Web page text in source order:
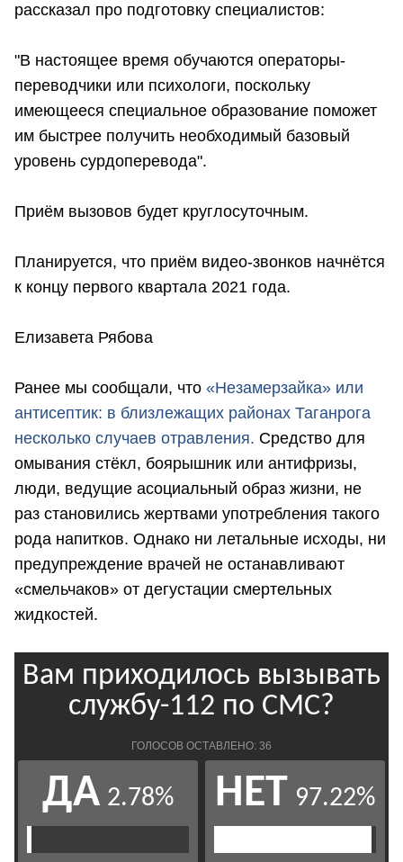
рассказал про подготовку специалистов:
"В настоящее время обучаются операторы-
переводчики или психологи, поскольку
имеющееся специальное образование поможет
им быстрее получить необходимый базовый
уровень сурдоперевода".
Приём вызовов будет круглосуточным.
Планируется, что приём видео-звонков начнётся
к концу первого квартала 2021 года.
Елизавета Рябова
Ранее мы сообщали, что «Незамерзайка» или
антисептик: в близлежащих районах Таганрога
несколько случаев отравления. Средство для
омывания стёкл, боярышник или антифризы,
люди, ведущие асоциальный образ жизни, не
раз становились жертвами употребления такого
рода напитков. Однако ни летальные исходы, ни
предупреждение врачей не останавливают
«смельчаков» от дегустации смертельных
жидкостей.